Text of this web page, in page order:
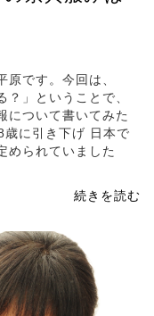
です。今回は、
？」ということで、
について書いてみた
に引き下げ 日本で
められていました
続きを読む